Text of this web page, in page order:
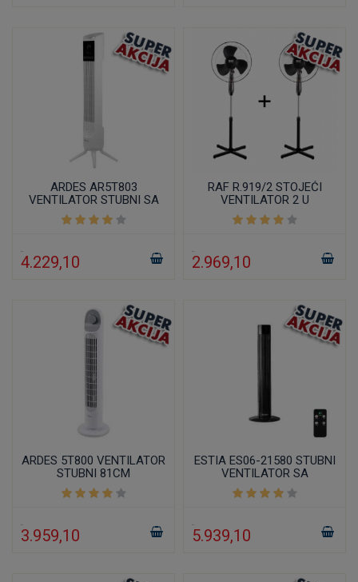
ARDES AR5T803
VENTILATOR STUBNI SA
LCD DISPLEJOM 81CM
BELI
4.229,10
RAF R.919/2 STOJEĆI
VENTILATOR 2 U
PAKOVANJU
2.969,10
ARDES 5T800 VENTILATOR
STUBNI 81CM
3.959,10
ESTIA ES06-21580 STUBNI
VENTILATOR SA
DALJINSKIM 91CM 45W
5.939,10